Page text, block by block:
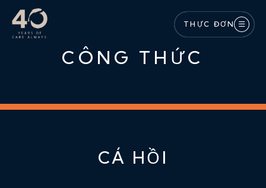
Bỏ qua nội dung chính
THỰC ĐƠN
CÔNG THỨC
CÁ HỒI